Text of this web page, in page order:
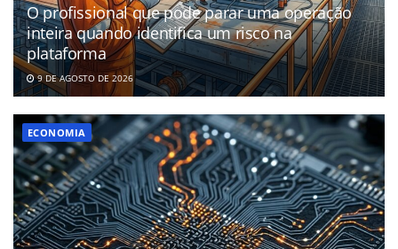
O profissional que pode parar uma operação
inteira quando identifica um risco na
plataforma
9 DE AGOSTO DE 2026
ECONOMIA